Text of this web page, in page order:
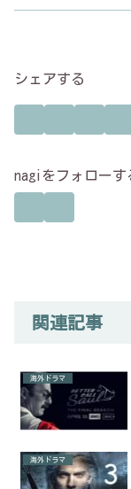
シェアする
nagiをフォローす
関連記事
海外ドラマ
海外ドラマ